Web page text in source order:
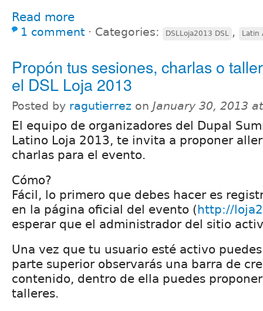
Read more
1 comment ⋅ Categories: DSLLoja2013 DSL , Latin
Propón tus sesiones, charlas o
el DSL Loja 2013
Posted by ragutierrez on January 30, 2013
El equipo de organizadores del Dupal
Latino Loja 2013, te invita a proponer
charlas para el evento.
Cómo?
Fácil, lo primero que debes hacer es
en la página oficial del evento ( http://
esperar que el administrador del sitio
Una vez que tu usuario esté activo
parte superior observarás una barra de
contenido, dentro de ella puedes
talleres.